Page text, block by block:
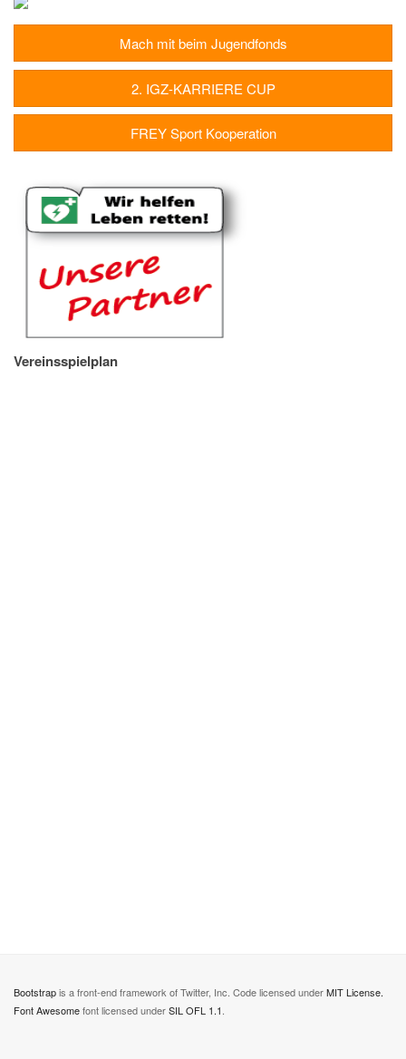
Mach mit beim Jugendfonds
2. IGZ-KARRIERE CUP
FREY Sport Kooperation
Vereinsspielplan
Bootstrapis a front-end framework of Twitter, Inc. Code licensed underMIT License.
Font Awesomefont licensed underSIL OFL 1.1.